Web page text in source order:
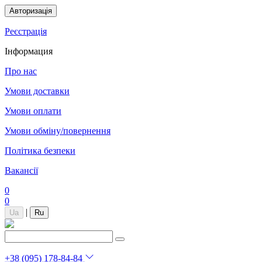
Авторизація
Реєстрація
Інформация
Про нас
Умови доставки
Умови оплати
Умови обміну/повернення
Політика безпеки
Вакансії
0
0
Ua | Ru
+38 (095) 178-84-84